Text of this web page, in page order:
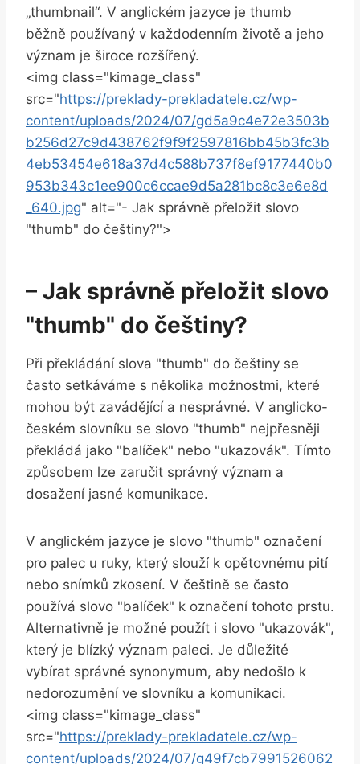
„thumbnail“. V anglickém jazyce je thumb
běžně používaný v každodenním životě a​ jeho
význam je široce rozšířený.
<img class="kimage_class"
src="https://preklady-prekladatele.cz/wp-
content/uploads/2024/07/gd5a9c4e72e3503b
b256d27c9d438762f9f9f2597816bb45b3fc3b
4eb53454e618a37d4c588b737f8ef9177440b0
953b343c1ee900c6ccae9d5a281bc8c3e6e8d
_640.jpg" alt="- Jak správně přeložit slovo
"thumb" do češtiny?">
– Jak správně přeložit ‌slovo
"thumb" do češtiny?
Při překládání‌ slova "thumb" do češtiny se
často setkáváme ​s několika možnostmi, které
mohou být zavádějící a nesprávné. V ⁤anglicko-
českém slovníku se slovo "thumb" nejpřesněji
překládá jako "balíček" nebo‌ "ukazovák". Tímto
‌způsobem​ lze zaručit správný význam a
dosažení jasné komunikace.
V anglickém jazyce je slovo "thumb" označení
pro​ palec u ruky, který slouží k opětovnému pití
nebo snímků zkosení. V češtině se často
používá slovo "balíček" k označení tohoto prstu.
Alternativně je možné použít i slovo "ukazovák",
který je blízký význam paleci. ‍Je důležité
vybírat správné synonymum, aby nedošlo k
nedorozumění ve slovníku a komunikaci.
<img class="kimage_class"
src="https://preklady-prekladatele.cz/wp-
content/uploads/2024/07/g49f7cb7991526062